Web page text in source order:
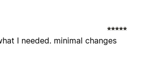
I needed. minimal changes